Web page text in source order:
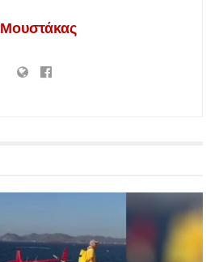
Μουστάκας